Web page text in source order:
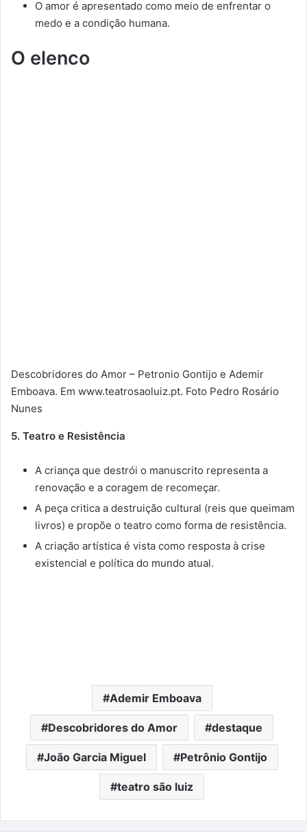
O amor é apresentado como meio de enfrentar o
medo e a condição humana.
O elenco
Descobridores do Amor – Petronio Gontijo e Ademir
Emboava. Em www.teatrosaoluiz.pt. Foto Pedro Rosário
Nunes
5. Teatro e Resistência
A criança que destrói o manuscrito representa a
renovação e a coragem de recomeçar.
A peça critica a destruição cultural (reis que queimam
livros) e propõe o teatro como forma de resistência.
A criação artística é vista como resposta à crise
existencial e política do mundo atual.
Ademir Emboava
Descobridores do Amor destaque
João Garcia Miguel Petrônio Gontijo
teatro são luiz